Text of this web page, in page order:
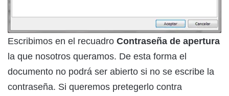
Escribimos en el recuadro Contraseña de apertura
la que nosotros queramos. De esta forma el
documento no podrá ser abierto si no se escribe la
contraseña. Si queremos pretegerlo contra